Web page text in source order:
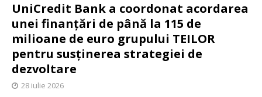
UniCredit Bank a coordonat acordarea
unei finanțări de până la 115 de
milioane de euro grupului TEILOR
pentru susținerea strategiei de
dezvoltare
28 iulie 2026